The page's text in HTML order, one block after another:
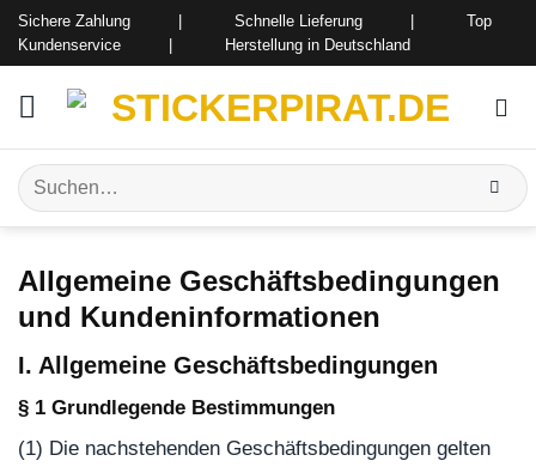
Zum
Inhalt
Sichere Zahlung | Schnelle Lieferung | Top
Kundenservice | Herstellung in Deutschland
Suchen
nach:
Allgemeine Geschäftsbedingungen
und Kundeninformationen
I. Allgemeine Geschäftsbedingungen
§ 1 Grundlegende Bestimmungen
(1) Die nachstehenden Geschäftsbedingungen gelten